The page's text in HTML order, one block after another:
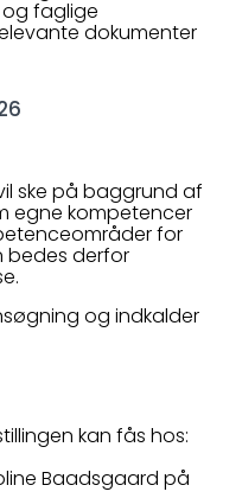
faglige
dokumenter
ske på baggrund af
egne kompetencer
for
bedes derfor
og indkalder
kan fås hos:
Baadsgaard på